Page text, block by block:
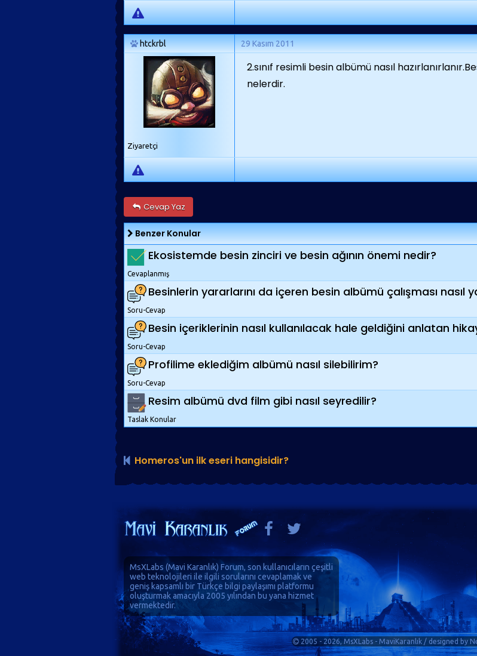
htckrbl 29 Kasım 2011
Ziyaretçi
2.sınıf resimli besin albümü nasıl
nelerdir.
Cevap Yaz
Benzer Konular
Ekosistemde besin zinciri ve besin ağının önemi nedir?
Cevaplanmış
Besinlerin yararlarını da içeren besin albümü çalışması nasıl
Soru-Cevap
Besin içeriklerinin nasıl kullanılacak hale geldiğini anlatan
Soru-Cevap
Profilime eklediğim albümü nasıl silebilirim?
Soru-Cevap
Resim albümü dvd film gibi nasıl seyredilir?
Taslak Konular
Homeros'un ilk eseri hangisidir?
MsXLabs (Mavi Karanlık) Forum, son kullanıcıların çeşitli
web teknolojileri ile ilgili sorularını cevaplamak ve
geniş kapsamlı bir Türkçe bilgi paylaşımı platformu
oluşturmak amacıyla 2005 yılından bu yana hizmet
vermektedir.
2005 - 2026, MsXLabs - MaviKaranlık / designed by